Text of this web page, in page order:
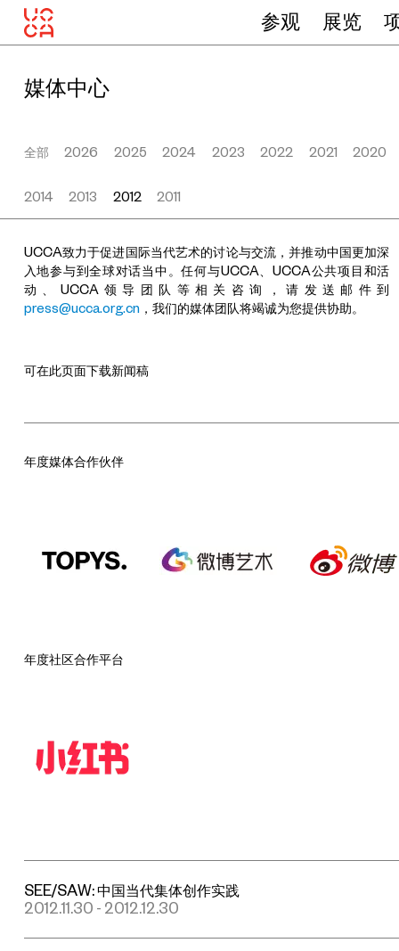
参观 展览
媒体中心
全部 2026 2025 2024 2023 2022 2021 2020
2014 2013 2012 2011
UCCA致力于促进国际当代艺术的讨论与交流，并推动中国更加深
入地参与到全球对话当中。任何与UCCA、UCCA公共项目和活
动、UCCA领导团队等相关咨询，请发送邮件到
press@ucca.org.cn，我们的媒体团队将竭诚为您提供协助。
可在此页面下载新闻稿
年度媒体合作伙伴
年度社区合作平台
SEE/SAW: 中国当代集体创作实践
2012.11.30 - 2012.12.30